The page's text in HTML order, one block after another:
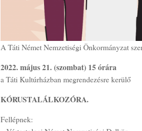
A Táti Német Nemzetiségi Önkormányzat
2022. május 21. (szombat) 15 órára
a Táti Kultúrházban megrendezésre kerülő
KÓRUSTALÁLKOZÓRA.
Fellépnek: